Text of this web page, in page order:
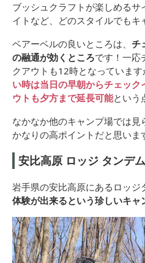
ブッシュクラフトが楽しめる
イトなど、どのスタイルでもキ
ベアーベルの良いところは、 チ
の融通が効くところです！一応
クアウトも12時となっています
い時は当日の早朝からチェッ
ウトも夕方まで延長可能という
なかなか他のキャンプ場では見
かなりの高ポイントだと思いま
安比高原 ロッジ タンデム
岩手県の安比高原にあるロッジ
体験が出来るという珍しいキャ